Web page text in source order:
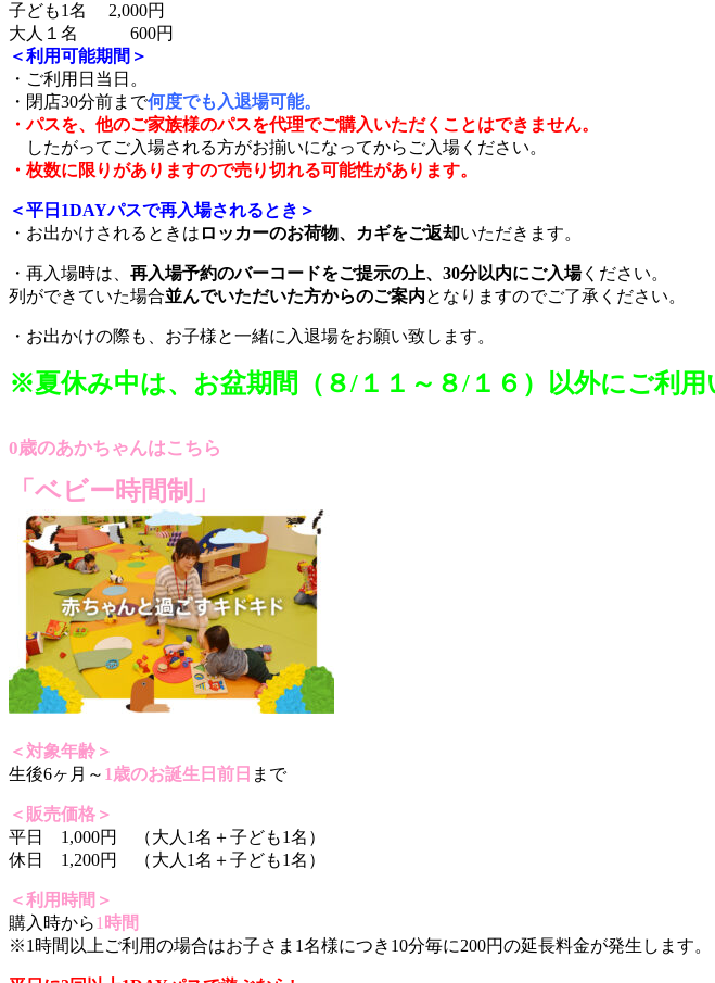
子ども1名 2,000円
大人１名 600円
＜利用可能期間＞
・ご利用日当日。
・閉店30分前まで何度でも入退場可能。
・パスを、他のご家族様のパスを代理でご購入いただくことはできません。
したがってご入場される方がお揃いになってからご入場ください。
・枚数に限りがありますので売り切れる可能性があります。
＜平日1DAYパスで再入場されるとき＞
・お出かけされるときは ロッカーのお荷物、カギをご返却いただきます。
・再入場時は、 再入場予約のバーコードをご提示の上、30分以内にご入場ください。
列ができていた場合並んでいただいた方からのご案内となりますのでご了承ください。
・お出かけの際も、お子様と一緒に入退場をお願い致します。
※夏休み中は、お盆期間（８/１１～８/１６）以外にご利用
0歳のあかちゃんはこちら
「ベビー時間制」
＜対象年齢＞
生後6ヶ月～ 1歳のお誕生日前日 まで
＜販売価格＞
平日 1,000円 （大人1名＋子ども1名）
休日 1,200円 （大人1名＋子ども1名）
＜利用時間＞
購入時から1時間
※1時間以上ご利用の場合はお子さま1名様につき10分毎に200円の延長料金が発生します。